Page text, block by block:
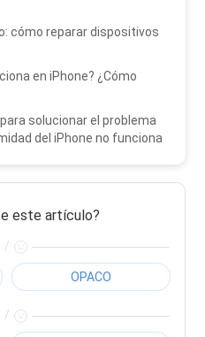
cómo reparar dispositivos
en iPhone? ¿Cómo
solucionar el problema
del iPhone no funciona
este artículo?
/
OPACO
/